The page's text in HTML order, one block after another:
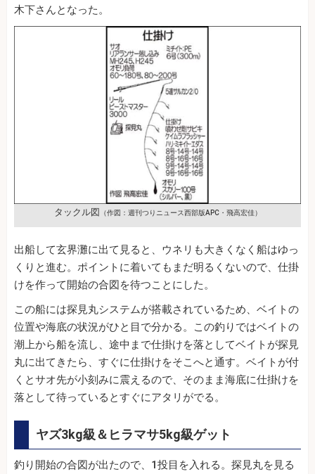
木下さんとなった。
タックル図 （作図：週刊つりニュース西部版APC・飛高宏佳）
出船して玄界灘に出て見ると、ウネリも大きくなく船はゆっ
くりと進む。ポイントに着いてもまだ明るくないので、仕掛
けを作って開始の合図を待つことにした。
この船には探見丸システムが搭載されているため、ベイトの
位置や海底の状況がひと目で分かる。この釣りではベイトの
潮上から船を流し、途中まで仕掛けを落としてベイトが探見
丸に出てきたら、すぐに仕掛けをそこへと通す。ベイトが付
くとサオ先が小刻みに震えるので、そのまま海底に仕掛けを
落として待っているとすぐにアタリがでる。
ヤズ3kg級＆ヒラマサ5kg級ゲット
釣り開始の合図が出たので、1投目を入れる。探見丸を見る